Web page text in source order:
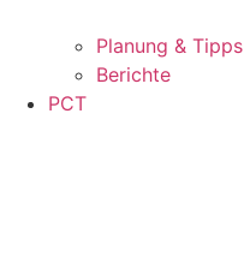
Planung & Tipps
Berichte
PCT